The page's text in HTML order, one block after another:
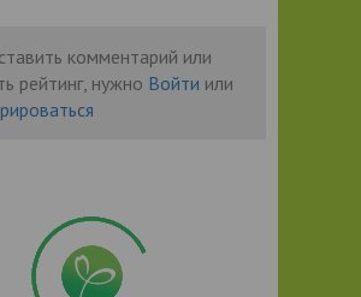
комментарий или
рейтинг, нужно Войти или